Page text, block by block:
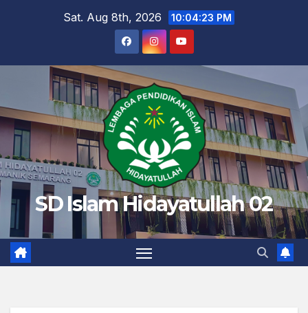
Sat. Aug 8th, 2026 10:04:24 PM
SD Islam Hidayatullah 02